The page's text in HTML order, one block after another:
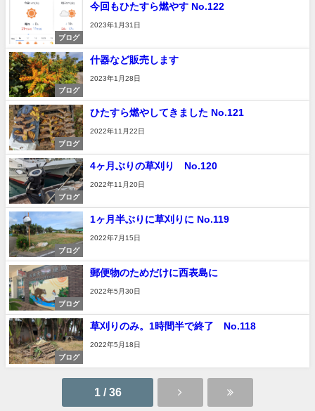
ブログ
今回もひたすら燃やす No.122
2023年1月31日
ブログ
什器など販売します
2023年1月28日
ブログ
ひたすら燃やしてきました No.121
2022年11月22日
ブログ
4ヶ月ぶりの草刈り No.120
2022年11月20日
ブログ
1ヶ月半ぶりに草刈りに No.119
2022年7月15日
ブログ
郵便物のためだけに西表島に
2022年5月30日
ブログ
草刈りのみ。1時間半で終了 No.118
2022年5月18日
1 / 36